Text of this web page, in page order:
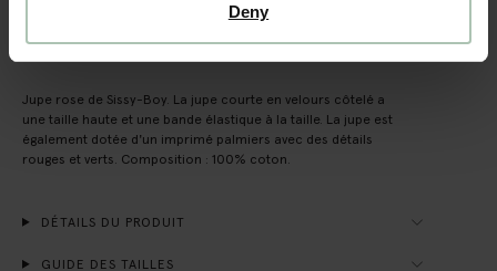
Deny
Jupe rose de Sissy-Boy. La jupe courte en velours côtelé a
une taille haute et une bande élastique à la taille. La jupe est
également dotée d'un imprimé palmiers avec des détails
rouges et verts. Composition : 100% coton.
DÉTAILS DU PRODUIT
GUIDE DES TAILLES